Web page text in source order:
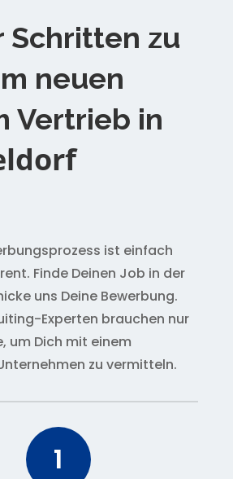
Schritten zu
neuen
Vertrieb in
ist einfach
Finde Deinen Job in der
uns Deine Bewerbung.
Experten brauchen nur
um Dich mit einem
zu vermitteln.
1